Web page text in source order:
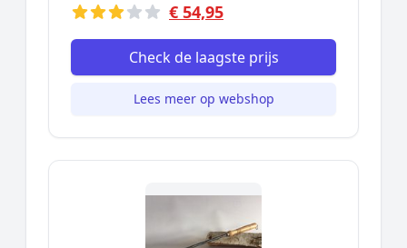
€ 54,95
Check de laagste prijs
Lees meer op webshop